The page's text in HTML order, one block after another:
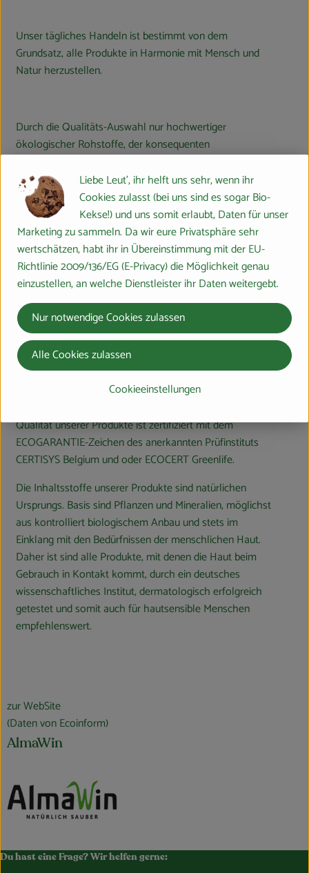
Unser tägliches Handeln ist bestimmt von dem
Grundsatz, alle Produkte in Harmonie mit Mensch und
Natur herzustellen.
Durch die Qualitäts-Auswahl nur hochwertiger
ökologischer Rohstoffe, der konsequenten
der steten Optimierung der Wasch- und
Reinigungswirkung unserer Produkte stehen wir täglich
neu für unseren Leitsatz ein.
Um diesem Anspruch dauerhaft gerecht zu werden,
entwickeln wir unsere Produkte mit und für unsere
Kunden selbst. Der enge Kundenkontakt unserer
Fachberater vor Ort dient daher auch einem steten
Optimierungsprozess.
Ökologische Entwicklungskompetenz, Innovationskraft
und wirtschaftliches Handeln unserer Mitarbeiter
garantieren darüber hinaus ein hervorragendes
Preis-/Leistungsverhältnis. Alles in allem ein
Qualität unserer Produkte ist zertifiziert mit dem
ECOGARANTIE-Zeichen des anerkannten Prüfinstituts
CERTISYS Belgium und oder ECOCERT Greenlife.
Die Inhaltsstoffe unserer Produkte sind natürlichen
Ursprungs. Basis sind Pflanzen und Mineralien, möglichst
aus kontrolliert biologischem Anbau und stets im
Einklang mit den Bedürfnissen der menschlichen Haut.
Daher ist sind alle Produkte, mit denen die Haut beim
Gebrauch in Kontakt kommt, durch ein deutsches
wissenschaftliches Institut, dermatologisch erfolgreich
getestet und somit auch für hautsensible Menschen
empfehlenswert.
zur WebSite
(Daten von Ecoinform)
AlmaWin
Du hast eine Frage? Wir helfen gerne:
Liebe Leut', ihr helft uns sehr, wenn ihr
Cookies zulasst (bei uns sind es sogar Bio-
Kekse!) und uns somit erlaubt, Daten für unser
Marketing zu sammeln. Da wir eure Privatsphäre sehr
wertschätzen, habt ihr in Übereinstimmung mit der EU-
Richtlinie 2009/136/EG (E-Privacy) die Möglichkeit genau
einzustellen, an welche Dienstleister ihr Daten weitergebt.
Cookieeinstellungen
Nur notwendige Cookies zulassen
Alle Cookies zulassen